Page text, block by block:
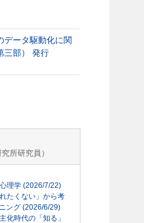
データ駆動化に関
三部） 発行
所研究員）
理学 (2026/7/22)
たくない」から考
ング (2026/6/29)
化時代の「知る」